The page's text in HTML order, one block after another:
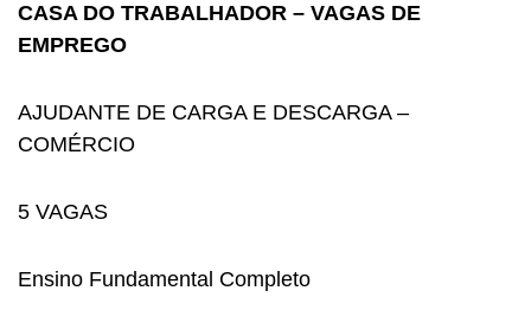
CASA DO TRABALHADOR – VAGAS DE
EMPREGO
AJUDANTE DE CARGA E DESCARGA –
COMÉRCIO
5 VAGAS
Ensino Fundamental Completo